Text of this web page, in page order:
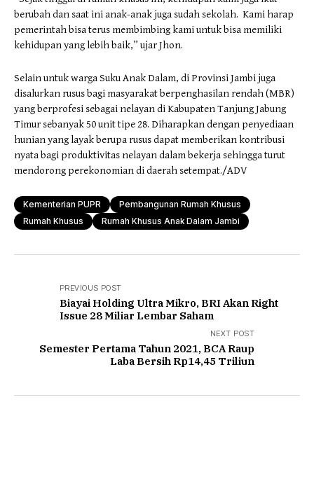
berubah dan saat ini anak-anak juga sudah sekolah. Kami harap
pemerintah bisa terus membimbing kami untuk bisa memiliki
kehidupan yang lebih baik,” ujar Jhon.
Selain untuk warga Suku Anak Dalam, di Provinsi Jambi juga
disalurkan rusus bagi masyarakat berpenghasilan rendah (MBR)
yang berprofesi sebagai nelayan di Kabupaten Tanjung Jabung
Timur sebanyak 50 unit tipe 28. Diharapkan dengan penyediaan
hunian yang layak berupa rusus dapat memberikan kontribusi
nyata bagi produktivitas nelayan dalam bekerja sehingga turut
mendorong perekonomian di daerah setempat./ADV
Kementerian PUPR
Pembangunan Rumah Khusus
Rumah Khusus
Rumah Khusus Anak Dalam Jambi
PREVIOUS POST
Biayai Holding Ultra Mikro, BRI Akan Right
Issue 28 Miliar Lembar Saham
NEXT POST
Semester Pertama Tahun 2021, BCA Raup
Laba Bersih Rp14,45 Triliun